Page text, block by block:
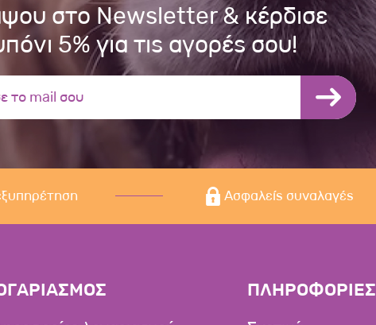
στο Newsletter & κέρδισε
5% για τις αγορές σου!
Ασφαλείς συναλαγές
ΠΛΗΡΟΦΟΡΙΕΣ